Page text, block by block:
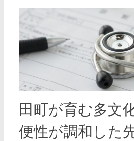
田町が育む多文
便性が調和した